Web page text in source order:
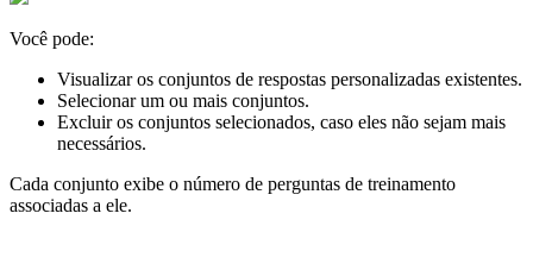
Você pode:
Visualizar os conjuntos de respostas personalizadas existentes.
Selecionar um ou mais conjuntos.
Excluir os conjuntos selecionados, caso eles não sejam mais
necessários.
Cada conjunto exibe o número de perguntas de treinamento
associadas a ele.